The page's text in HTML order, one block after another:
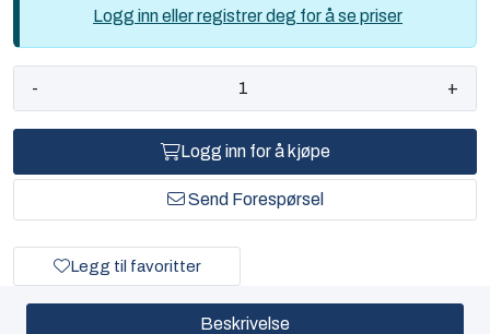
Logg inn eller registrer deg for å se priser
- +
Logg inn for å kjøpe
Send Forespørsel
Legg til favoritter
Beskrivelse